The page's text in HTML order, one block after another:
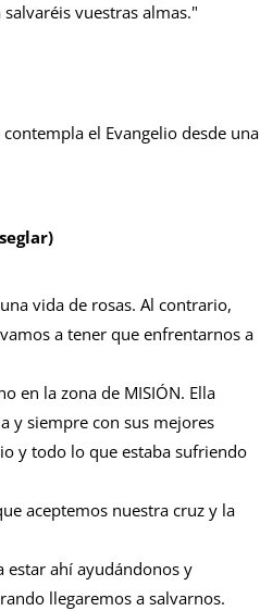
vuestras almas."
el Evangelio desde una
vida de rosas. Al contrario,
a tener que enfrentarnos a
en la zona de MISIÓN. Ella
y siempre con sus mejores
y todo lo que estaba sufriendo
aceptemos nuestra cruz y la
estar ahí ayudándonos y
llegaremos a salvarnos.